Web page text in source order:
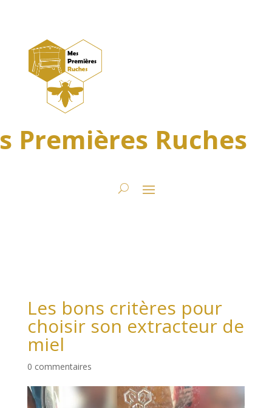
Premières Ruches
Les bons critères pour
choisir son extracteur de
miel
0 commentaires